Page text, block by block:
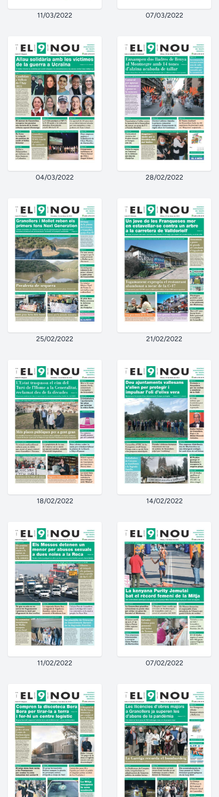
11/03/2022 07/03/2022
04/03/2022 28/02/2022
25/02/2022 21/02/2022
18/02/2022 14/02/2022
11/02/2022 07/02/2022